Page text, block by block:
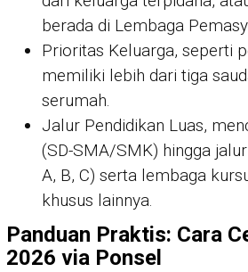
berada di Lembaga
Prioritas Keluarga, seperti
memiliki lebih dari tiga
serumah.
Jalur Pendidikan Luas,
(SD-SMA/SMK) hingga
A, B, C) serta lembaga
khusus lainnya.
Panduan Praktis: Cara
2026 via Ponsel